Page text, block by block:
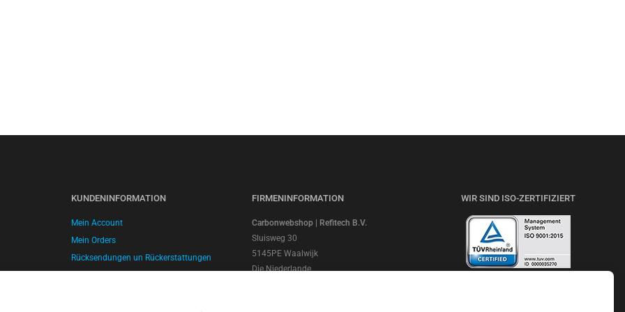
KUNDENINFORMATION
Mein Account
Mein Orders
Rücksendungen un Rückerstattungen
FIRMENINFORMATION
Carbonwebshop | Refitech B.V.
Sluisweg 30
5145PE Waalwijk
Die Niederlande
WIR SIND ISO-ZERTIFIZIERT